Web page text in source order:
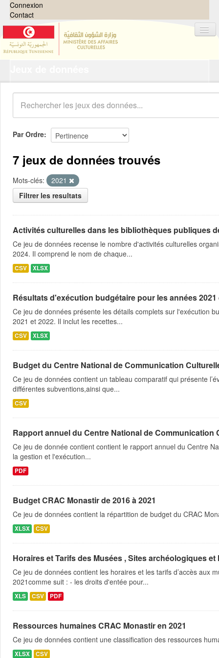
Connexion
Contact
Organisations
Groupes
Demandes 0
À propos
Par Ordre
7 jeux de données trouvés
Mots-clés:
2021
Filtrer les resultats
Activités culturelles dans les bibliothèques publiques
Ce jeu de données recense le nombre d'activités culturelles
2024. Il comprend le nom de chaque...
CSV XLSX
Résultats d'exécution budgétaire pour les années 2021
Ce jeu de données présente les détails complets sur l'exécution
2021 et 2022. Il inclut les recettes...
CSV XLSX
Budget du Centre National de Communication
Ce jeu de données contient un tableau comparatif qui présente
différentes subventions,ainsi que...
CSV
Rapport annuel du Centre National de Communication
Ce jeu de donnée contient contient le rapport annuel du Centre
la gestion et l'exécution...
PDF
Budget CRAC Monastir de 2016 à 2021
Ce jeu de données contient la répartition de budget du CRAC
XLSX CSV
Horaires et Tarifs des Musées , Sites archéologiques
Ce jeu de données contient les horaires et les tarifs d’accès aux
2021comme suit : - les droits d'entée pour...
XLS CSV PDF
Ressources humaines CRAC Monastir en 2021
Ce jeu de données contient une classification des ressources
XLSX CSV